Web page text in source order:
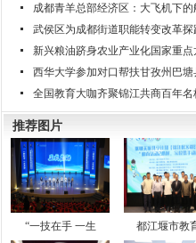
成都青羊总部经济区：大飞机下的
武侯区为成都街道职能转变改革探
新兴粮油跻身农业产业化国家重点
西华大学参加对口帮扶甘孜州巴塘
全国教育大咖齐聚锦江共商百年名
推荐图片
“一技在手 一生 都江堰市教